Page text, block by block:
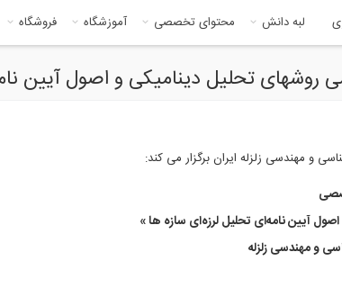
لبه دانش محتوای تخصصی آموزشگاه فروشگاه
روشهای تحلیل دینامیکی و اصول آیین
و مهندسی زلزله ایران برگزار می کند:
آیین نامه‌ای تحلیل لرزه‌ای سازه ها »
و مهندسی زلزله